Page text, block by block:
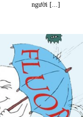
người [...]